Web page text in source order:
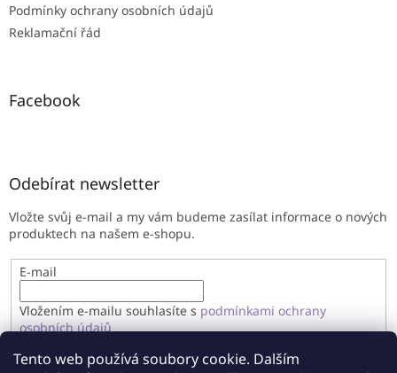
Tento web používá soubory cookie. Dalším
Podmínky ochrany osobních údajů
Reklamační řád
Facebook
Odebírat newsletter
Vložte svůj e-mail a my vám budeme zasílat informace o nových
produktech na našem e-shopu.
E-mail
Vložením e-mailu souhlasíte s podmínkami ochrany
osobních údajů
PŘIHLÁSIT SE